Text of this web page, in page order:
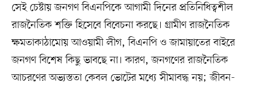
সেই চেষ্টায় জনগণ বিএনপিকে আগামী দিনের প্রতিনিধিত্বশীল
রাজনৈতিক শক্তি হিসেবে বিবেচনা করছে। গ্রামীণ রাজনৈতিক
ক্ষমতাকাঠামোয় আওয়ামী লীগ, বিএনপি ও জামায়াতের বাইরে
জনগণ বিশেষ কিছু ভাবছে না। কারণ, জনগণের রাজনৈতিক
আচরণের অভ্যস্ততা কেবল ভোটের মধ্যে সীমাবদ্ধ নয়; জীবন-